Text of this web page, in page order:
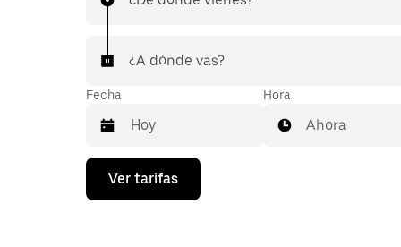
¿A dónde vas?
Fecha
Presiona
flecha
Hora
Ahora
Ver tarifas